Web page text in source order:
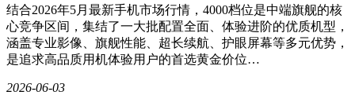
结合2026年5月最新手机市场行情，4000档位是中端旗舰的核
心竞争区间，集结了一大批配置全面、体验进阶的优质机型，
涵盖专业影像、旗舰性能、超长续航、护眼屏幕等多元优势，
是追求高品质用机体验用户的首选黄金价位…
2026-06-03